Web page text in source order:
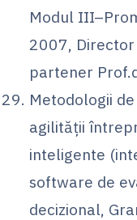
Modul
2007,
partener
Metodologii
agilităţii
inteligente
software de
decizional,